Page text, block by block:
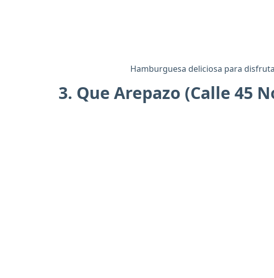
Hamburguesa deliciosa para
3. Que Arepazo (Calle 45